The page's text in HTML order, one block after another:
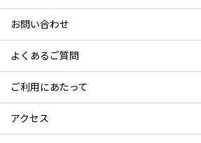
お問い合わせ
よくあるご質問
ご利用にあたって
アクセス